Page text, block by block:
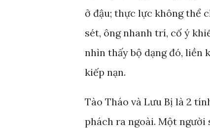
ở đậu; thực lực không thể
sét, ông nhanh trí, cố ý
nhìn thấy bộ dạng đó, liền
kiếp nạn.
Tào Tháo và Lưu Bị là 2
phách ra ngoài. Một người